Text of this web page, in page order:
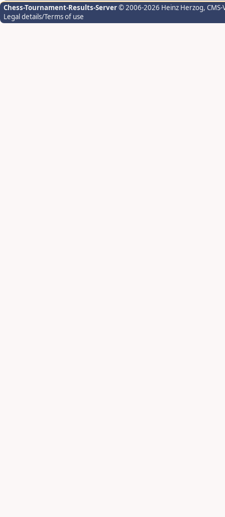
Chess-Tournament-Results-Server© 2006-2026 Heinz Herzog,
Legal details/Terms of use